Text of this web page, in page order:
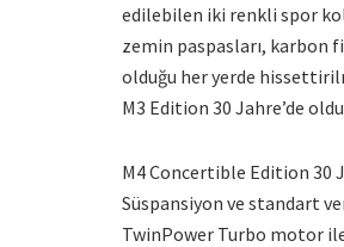
edilebilen iki renkli spor
zemin paspasları, karbon
olduğu her yerde
M3 Edition 30 Jahre’de
M4 Concertible Edition 30
Süspansiyon ve standart
TwinPower Turbo motor